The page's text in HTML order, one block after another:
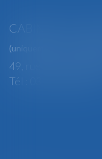
CABINET
(uniquement sur rendez-
49, rue Thiers -
Tél : 03 29 56 15 98